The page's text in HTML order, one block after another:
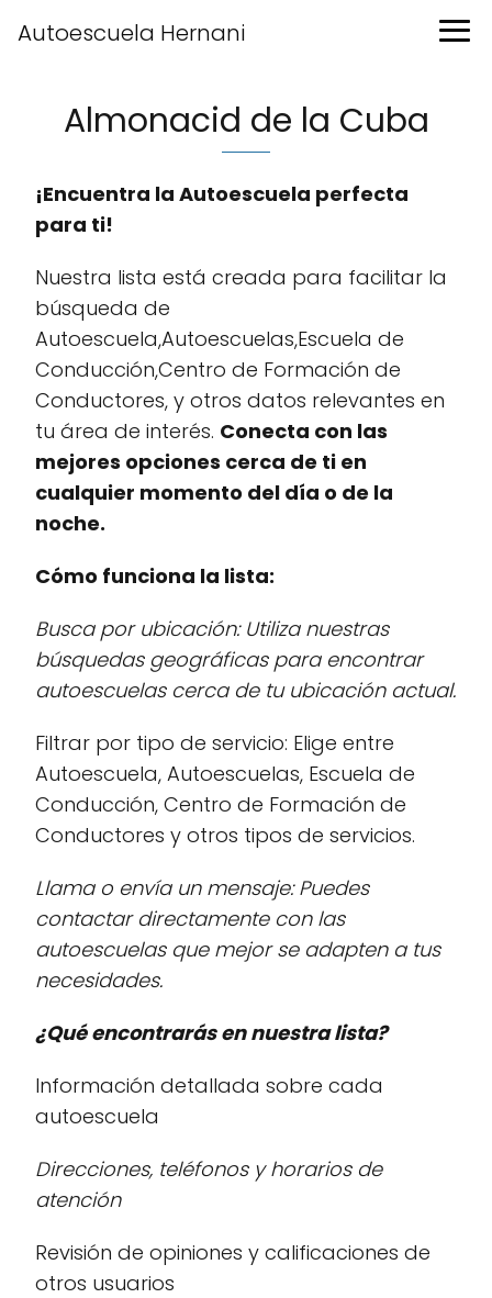
Autoescuela Hernani
Almonacid de la Cuba
¡Encuentra la Autoescuela perfecta
para ti!
Nuestra lista está creada para facilitar la
búsqueda de
Autoescuela,Autoescuelas,Escuela de
Conducción,Centro de Formación de
Conductores, y otros datos relevantes en
tu área de interés. Conecta con las
mejores opciones cerca de ti en
cualquier momento del día o de la
noche.
Cómo funciona la lista:
Busca por ubicación: Utiliza nuestras
búsquedas geográficas para encontrar
autoescuelas cerca de tu ubicación actual.
Filtrar por tipo de servicio: Elige entre
Autoescuela, Autoescuelas, Escuela de
Conducción, Centro de Formación de
Conductores y otros tipos de servicios.
Llama o envía un mensaje: Puedes
contactar directamente con las
autoescuelas que mejor se adapten a tus
necesidades.
¿Qué encontrarás en nuestra lista?
Información detallada sobre cada
autoescuela
Direcciones, teléfonos y horarios de
atención
Revisión de opiniones y calificaciones de
otros usuarios